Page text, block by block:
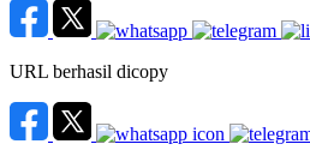
URL berhasil dicopy